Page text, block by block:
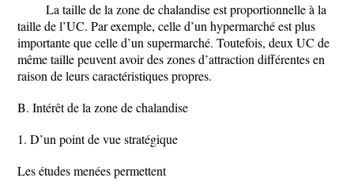
La taille de la zone de chalandise est proportionnelle à la
taille de l’UC. Par exemple, celle d’un hypermarché est plus
importante que celle d’un supermarché. Toutefois, deux UC de
même taille peuvent avoir des zones d’attraction différentes en
raison de leurs caractéristiques propres.
B. Intérêt de la zone de chalandise
1. D’un point de vue stratégique
Les études menées permettent